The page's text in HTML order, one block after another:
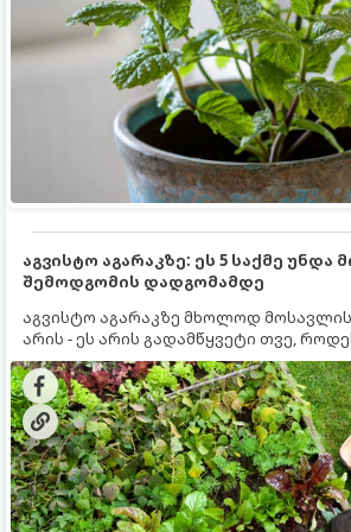
აგვისტო აგარაკზე: ეს 5 საქმე უნდა
შემოდგომის დადგომამდე
აგვისტო აგარაკზე მხოლოდ
არის - ეს არის გადამწყვეტი თვე,
ეყრება მომავალი წლის მოსავალს და
შემოდგომა-ზამთრის სეზონისთვის.
ნიადაგმა ენერგია აღიდგინოს, ხოლო
ზამთარს გაუძლონ, აგვისტოს
მნიშვნელოვანი საქმის გაკეთება